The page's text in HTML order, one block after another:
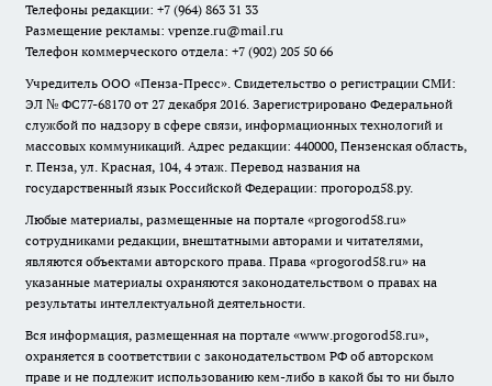
Телефоны редакции: +7 (964) 863 31 33
Размещение рекламы: vpenze.ru@mail.ru
Телефон коммерческого отдела: +7 (902) 205 50 66
Учредитель ООО «Пенза-Пресс». Свидетельство о регистрации СМИ:
ЭЛ № ФС77-68170 от 27 декабря 2016. Зарегистрировано Федеральной
службой по надзору в сфере связи, информационных технологий и
массовых коммуникаций. Адрес редакции: 440000, Пензенская область,
г. Пенза, ул. Красная, 104, 4 этаж. Перевод названия на
государственный язык Российской Федерации: прогород58.ру.
Любые материалы, размещенные на портале «progorod58.ru»
сотрудниками редакции, внештатными авторами и читателями,
являются объектами авторского права. Права «progorod58.ru» на
указанные материалы охраняются законодательством о правах на
результаты интеллектуальной деятельности.
Вся информация, размещенная на портале «www.progorod58.ru»,
охраняется в соответствии с законодательством РФ об авторском
праве и не подлежит использованию кем-либо в какой бы то ни было